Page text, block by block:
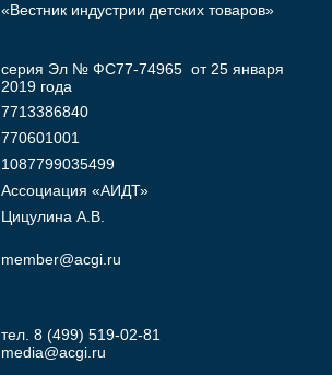
«Вестник индустрии детских товаров»
серия Эл № ФС77-74965 от 25 января
2019 года
7713386840
770601001
1087799035499
Ассоциация «АИДТ»
Цицулина А.В.
member@acgi.ru
тел. 8 (499) 519-02-81
media@acgi.ru